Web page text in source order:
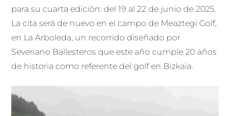
para su cuarta edición: del 19 al 22 de junio de 2025.
La cita será de nuevo en el campo de Meaztegi Golf,
en La Arboleda, un recorrido diseñado por
Severiano Ballesteros que este año cumple 20 años
de historia como referente del golf en Bizkaia.